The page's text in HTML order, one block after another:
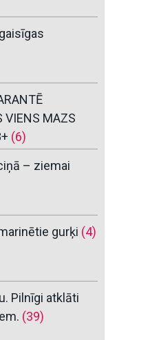
VIENS MAZS
(6)
– ziemai
gurķi (4)
Pilnīgi atklāti
(39)